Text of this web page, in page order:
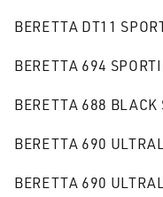
BERETTA DT11
BERETTA 694
BERETTA 688 BLACK
BERETTA 690
BERETTA 690